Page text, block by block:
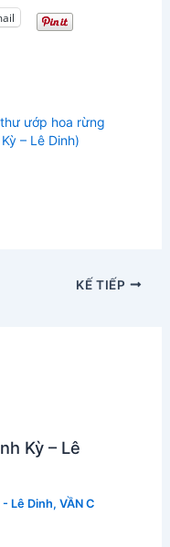
ướp hoa rừng
– Lê Dinh)
KẾ TIẾP
Kỳ – Lê
- Lê Dinh, VẦN C